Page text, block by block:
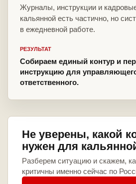
Журналы, инструкции и
кальянной есть частично, но
в ежедневной работе.
РЕЗУЛЬТАТ
Собираем единый контур и
инструкцию для
ответственного.
Не уверены, какой
нужен для
Разберем ситуацию и скажем,
критичны именно сейчас по